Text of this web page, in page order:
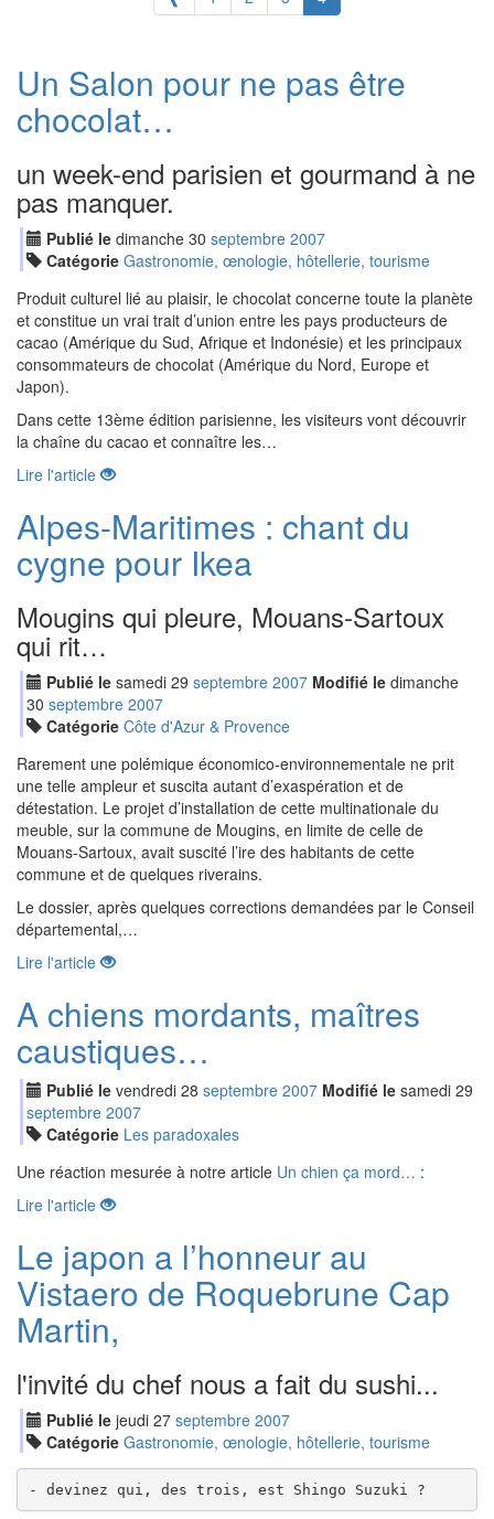
Un Salon pour ne pas être
chocolat…
un week-end parisien et gourmand à ne
pas manquer.
Publié le dimanche 30 septembre 2007
Catégorie Gastronomie, œnologie, hôtellerie, tourisme
Produit culturel lié au plaisir, le chocolat concerne toute la planète
et constitue un vrai trait d’union entre les pays producteurs de
cacao (Amérique du Sud, Afrique et Indonésie) et les principaux
consommateurs de chocolat (Amérique du Nord, Europe et
Japon).
Dans cette 13ème édition parisienne, les visiteurs vont découvrir
la chaîne du cacao et connaître les…
Lire l'article
Alpes-Maritimes : chant du
cygne pour Ikea
Mougins qui pleure, Mouans-Sartoux
qui rit…
Publié le samedi 29 septembre 2007 Modifié le dimanche
30 septembre 2007
Catégorie Côte d'Azur & Provence
Rarement une polémique économico-environnementale ne prit
une telle ampleur et suscita autant d’exaspération et de
détestation. Le projet d’installation de cette multinationale du
meuble, sur la commune de Mougins, en limite de celle de
Mouans-Sartoux, avait suscité l’ire des habitants de cette
commune et de quelques riverains.
Le dossier, après quelques corrections demandées par le Conseil
départemental,…
Lire l'article
A chiens mordants, maîtres
caustiques…
Publié le vendredi 28 septembre 2007 Modifié le samedi 29
septembre 2007
Catégorie Les paradoxales
Une réaction mesurée à notre article Un chien ça mord… :
Lire l'article
Le japon a l’honneur au
Vistaero de Roquebrune Cap
Martin,
l'invité du chef nous a fait du sushi...
Publié le jeudi 27 septembre 2007
Catégorie Gastronomie, œnologie, hôtellerie, tourisme
- devinez qui, des trois, est Shingo Suzuki ?